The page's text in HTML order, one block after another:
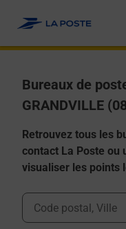
Bureaux de
GRANDVILLE
Retrouvez tous les
contact La Poste ou
visualiser les points
Ville, Département,